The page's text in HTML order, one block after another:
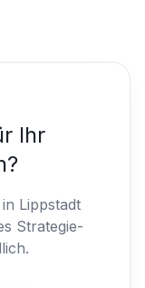
Ihr
Lippstadt
Strategie-